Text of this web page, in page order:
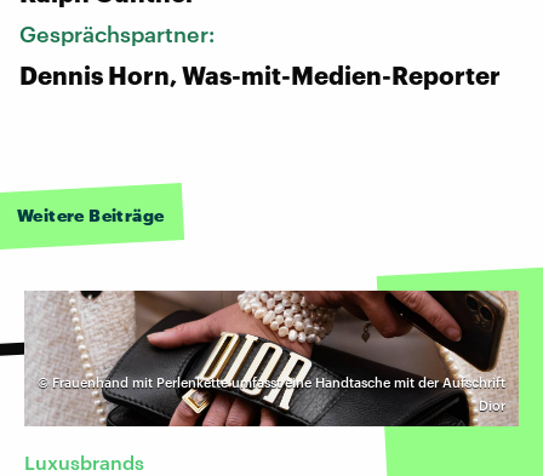
Gesprächspartner:
Dennis Horn, Was-mit-Medien-Reporter
Weitere Beiträge
©Frauenhand mit Perlenkette umfasst eine Handtasche mit der Aufschrift
Dior
Luxusbrands